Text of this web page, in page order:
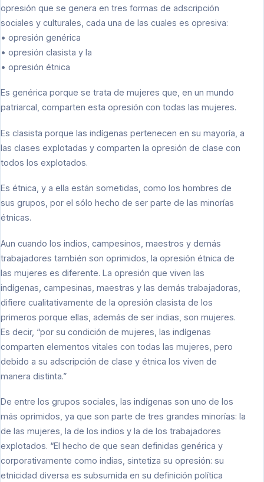
opresión que se genera en tres formas de adscripción
sociales y culturales, cada una de las cuales es opresiva:
• opresión genérica
• opresión clasista y la
• opresión étnica
Es genérica porque se trata de mujeres que, en un mundo
patriarcal, comparten esta opresión con todas las mujeres.
Es clasista porque las indígenas pertenecen en su mayoría, a
las clases explotadas y comparten la opresión de clase con
todos los explotados.
Es étnica, y a ella están sometidas, como los hombres de
sus grupos, por el sólo hecho de ser parte de las minorías
étnicas.
Aun cuando los indios, campesinos, maestros y demás
trabajadores también son oprimidos, la opresión étnica de
las mujeres es diferente. La opresión que viven las
indígenas, campesinas, maestras y las demás trabajadoras,
difiere cualitativamente de la opresión clasista de los
primeros porque ellas, además de ser indias, son mujeres.
Es decir, “por su condición de mujeres, las indígenas
comparten elementos vitales con todas las mujeres, pero
debido a su adscripción de clase y étnica los viven de
manera distinta.”
De entre los grupos sociales, las indígenas son uno de los
más oprimidos, ya que son parte de tres grandes minorías: la
de las mujeres, la de los indios y la de los trabajadores
explotados. “El hecho de que sean definidas genérica y
corporativamente como indias, sintetiza su opresión: su
etnicidad diversa es subsumida en su definición política